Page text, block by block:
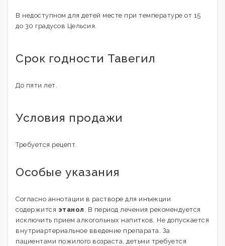
В недоступном для детей месте при температуре от 15
до 30 градусов Цельсия.
Срок годности Тавегил
До пяти лет.
Условия продажи
Требуется рецепт.
Особые указания
Согласно аннотации в растворе для инъекции
содержится этанол . В период лечения рекомендуется
исключить прием алкогольных напитков. Не допускается
внутриартериальное введение препарата. За
пациентами пожилого возраста, детьми требуется